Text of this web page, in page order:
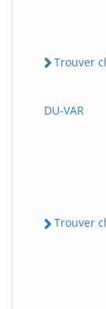
Trouver
DU-VAR
Trouver